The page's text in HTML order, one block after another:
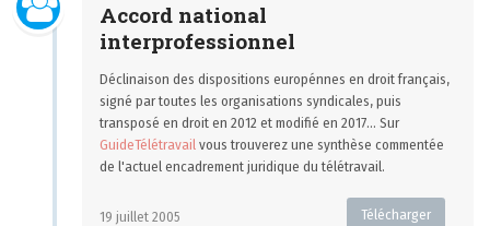
Accord national
interprofessionnel
Déclinaison des dispositions europénnes en droit français,
signé par toutes les organisations syndicales, puis
transposé en droit en 2012 et modifié en 2017... Sur
GuideTélétravailvous trouverez une synthèse commentée
de l'actuel encadrement juridique du télétravail.
Télécharger
19 juillet 2005